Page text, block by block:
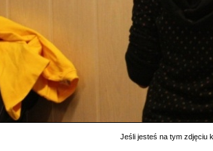
Jeśli jesteś na tym zdjęciu